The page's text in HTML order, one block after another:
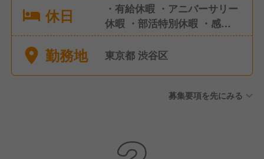
休日
・有給休暇 ・アニバーサリー
休暇 ・部活特別休暇 ・感染症
による休暇 ・慶弔休暇 ・永年
勤続休暇 ・店舗休暇 ・産前産
勤務地 東京都 渋谷区
募集要項を先にみる